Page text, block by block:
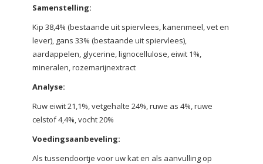
Samenstelling:
Kip 38,4% (bestaande uit spiervlees, kanenmeel, vet en
lever), gans 33% (bestaande uit spiervlees),
aardappelen, glycerine, lignocellulose, eiwit 1%,
mineralen, rozemarijnextract
Analyse:
Ruw eiwit 21,1%, vetgehalte 24%, ruwe as 4%, ruwe
celstof 4,4%, vocht 20%
Voedingsaanbeveling:
Als tussendoortje voor uw kat en als aanvulling op